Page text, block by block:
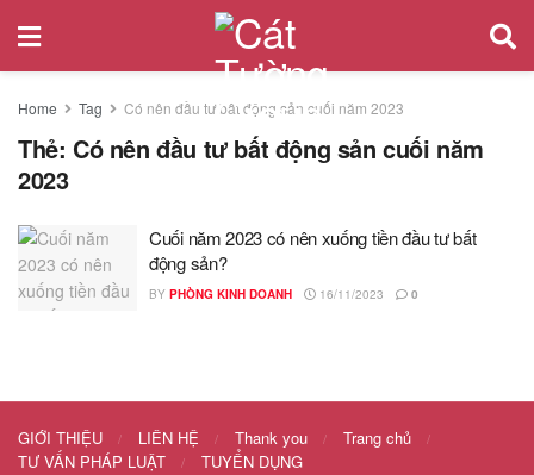
Home Tag Có nên đầu tư bất động sản cuối năm 2023
Thẻ: Có nên đầu tư bất động sản cuối năm
2023
Cuối năm 2023 có nên xuống tiền đầu tư bất
động sản?
BY PHÒNG KINH DOANH 16/11/2023 0
GIỚI THIỆU LIÊN HỆ Thank you
Trang chủ
TƯ VẤN PHÁP LUẬT
TUYỂN DỤNG